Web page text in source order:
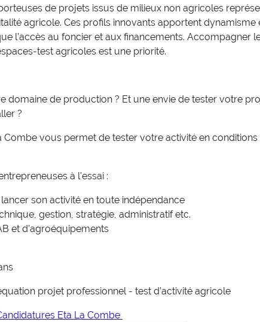
de projets issus de milieux non agricoles
agricole. Ces profils innovants apportent dynamisme
l’accès au foncier et aux financements. Accompagner
test agricoles est une priorité.
domaine de production ? Et une envie de tester votre
?
Combe vous permet de tester votre activité en conditions
à l'essai :
son activité en toute indépendance
gestion, stratégie, administratif etc.
et d’agroéquipements
projet professionnel - test d’activité agricole
Eta La Combe